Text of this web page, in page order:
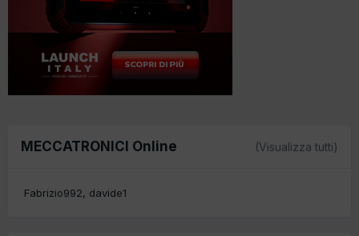
MECCATRONICI Online (Visualizza tutti)
Fabrizio992 davide1